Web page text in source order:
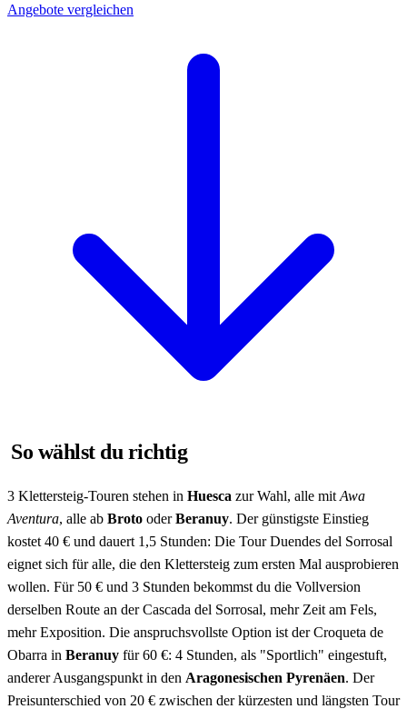
Angebote vergleichen
So wählst du richtig
3 Klettersteig-Touren stehen in Huesca zur Wahl, alle mit Awa
Aventura, alle ab Broto oderBeranuy. Der günstigste Einstieg
kostet 40 € und dauert 1,5 Stunden: Die Tour Duendes del Sorrosal
eignet sich für alle, die den Klettersteig zum ersten Mal ausprobieren
wollen. Für 50 € und 3 Stunden bekommst du die Vollversion
derselben Route an der Cascada del Sorrosal, mehr Zeit am Fels,
mehr Exposition. Die anspruchsvollste Option ist der Croqueta de
Obarra in Beranuy für 60 €: 4 Stunden, als "Sportlich" eingestuft,
anderer Ausgangspunkt in den Aragonesischen Pyrenäen. Der
Preisunterschied von 20 € zwischen der kürzesten und längsten Tour